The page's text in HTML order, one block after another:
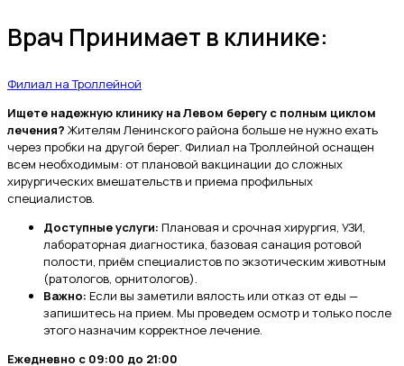
Врач Принимает в клинике:
Филиал на Троллейной
Ищете надежную клинику на Левом берегу с полным циклом
лечения? Жителям Ленинского района больше не нужно ехать
через пробки на другой берег. Филиал на Троллейной оснащен
всем необходимым: от плановой вакцинации до сложных
хирургических вмешательств и приема профильных
специалистов.
Доступные услуги: Плановая и срочная хирургия, УЗИ,
лабораторная диагностика, базовая санация ротовой
полости, приём специалистов по экзотическим животным
(ратологов, орнитологов).
Важно: Если вы заметили вялость или отказ от еды —
запишитесь на прием. Мы проведем осмотр и только после
этого назначим корректное лечение.
Ежедневно с 09:00 до 21:00